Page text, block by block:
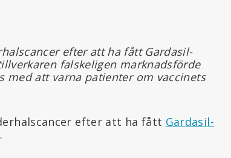
efter att ha fått Gardasil-
falskeligen marknadsförde
med att varna patienter om vaccinets
efter att ha fått Gardasil-